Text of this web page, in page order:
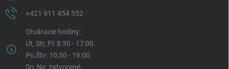
+421 911 454 552
Otváracie hodiny:
Út, Str, Pi: 8:30 - 17:00
Po,Štv: 10:30 - 19:00
So, Ne: zatvorené